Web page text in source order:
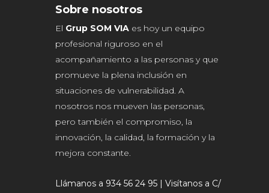
Sobre nosotros
El Grup SOM VIA es hoy un equipo
profesional riguroso en el
acompañamiento a las personas y que
promueve la plena inclusión en
situaciones de vulnerabilidad. A
nosotros nos mueven las personas,
pero también el compromiso, la
innovación, la calidad, la formación y la
mejora constante.
Llámanos a 934 56 24 95 | Visítanos a C/